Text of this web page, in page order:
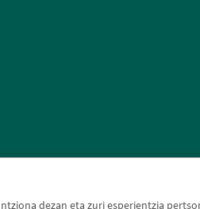
dezan eta zuri esperientzia